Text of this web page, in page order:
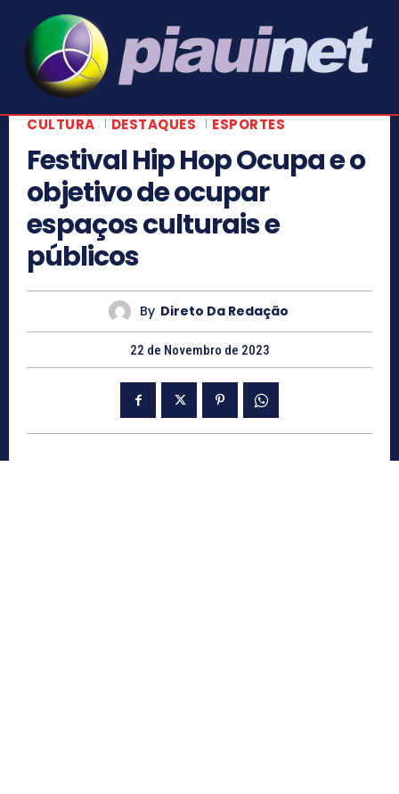
CULTURA DESTAQUES ESPORTES
Festival Hip Hop Ocupa e o
objetivo de ocupar
espaços culturais e
públicos
By Direto Da Redação
22 de Novembro de 2023